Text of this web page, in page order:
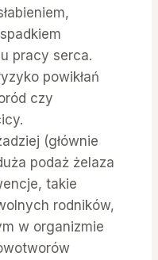
pracy serca.
powikłań
czy
(głównie
podaż żelaza
takie
rodników,
w organizmie